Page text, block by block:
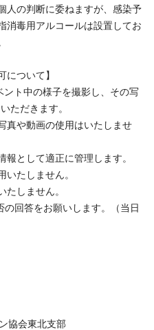
の判断に委ねますが、感染予
消毒用アルコールは設置してお
について】
ト中の様子を撮影し、その写
ただきます。
真や動画の使用はいたしませ
として適正に管理します。
たしません。
しません。
回答をお願いします。（当日
協会東北支部